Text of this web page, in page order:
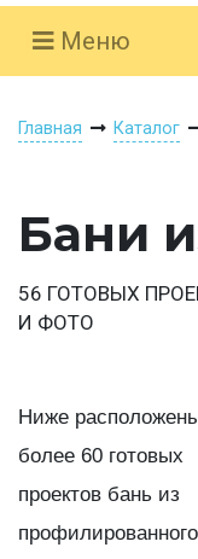
Меню
Главная Каталог
Бани
56 ГОТОВЫХ
И ФОТО
Ниже
более 60 готовых
проектов бань из
профилированного